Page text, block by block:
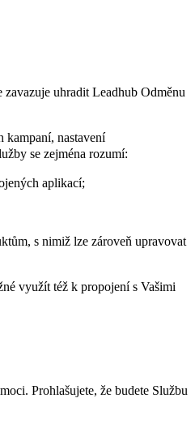
uhradit Leadhub Odměnu
kampaní, nastavení
se zejména rozumí:
aplikací;
s nimiž lze zároveň upravovat
využít též k propojení s Vašimi
Prohlašujete, že budete Službu